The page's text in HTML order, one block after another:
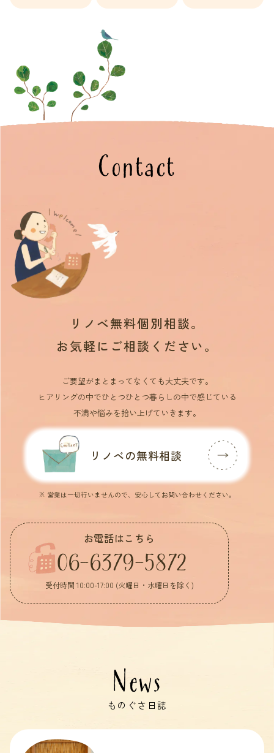
Contact
リノベ無料個別相談。
お気軽にご相談ください。
ご要望がまとまってなくても大丈夫です。
ヒアリングの中でひとつひとつ暮らしの中で感じている
不満や悩みを拾い上げていきます。
リノベの無料相談
※ 営業は一切行いませんので、安心してお問い合わせください。
お電話はこちら
06-6379-5872
受付時間 10:00-17:00 (火曜日・水曜日を除く)
News
ものぐさ日誌